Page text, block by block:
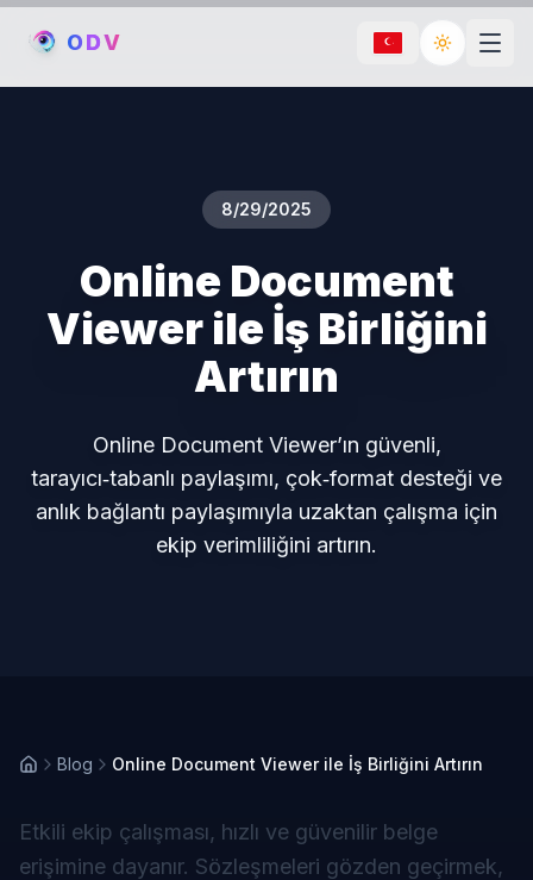
ODV Toggle
8/29/2025
Online Document
Viewer ile İş Birliğini
Artırın
Online Document Viewer’ın güvenli,
tarayıcı‑tabanlı paylaşımı, çok‑format desteği ve
anlık bağlantı paylaşımıyla uzaktan çalışma için
ekip verimliliğini artırın.
Blog Online Document Viewer ile İş Birliğini Artırın
Etkili ekip çalışması, hızlı ve güvenilir belge
erişimine dayanır. Sözleşmeleri gözden geçirmek,